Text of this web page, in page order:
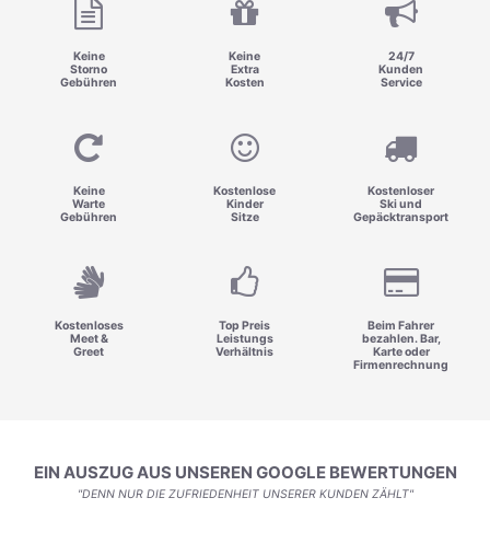
Keine
Storno
Gebühren
Keine
Extra
Kosten
24/7
Kunden
Service
Keine
Warte
Gebühren
Kostenlose
Kinder
Sitze
Kostenloser
Ski und
Gepäcktransport
Kostenloses
Meet &
Greet
Top Preis
Leistungs
Verhältnis
Beim Fahrer
bezahlen. Bar,
Karte oder
Firmenrechnung
EIN AUSZUG AUS UNSEREN GOOGLE BEWERTUNGEN
"DENN NUR DIE ZUFRIEDENHEIT UNSERER KUNDEN ZÄHLT"